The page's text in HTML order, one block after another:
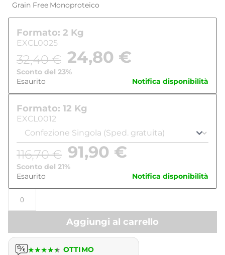
Grain Free Monoproteico
Formato: 2 Kg
EXCL0025
32,40€ 24,80 €
Sconto del 23%
Esaurito
Notifica disponibilità
Formato: 12 Kg
EXCL0012
116,70€ 91,90 €
Sconto del 21%
Esaurito
Notifica disponibilità
Aggiungi al carrello
★★★★★ OTTIMO